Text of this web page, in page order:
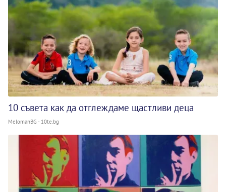
10 съвета как да отглеждаме щастливи деца
MelomanBG - 10te.bg